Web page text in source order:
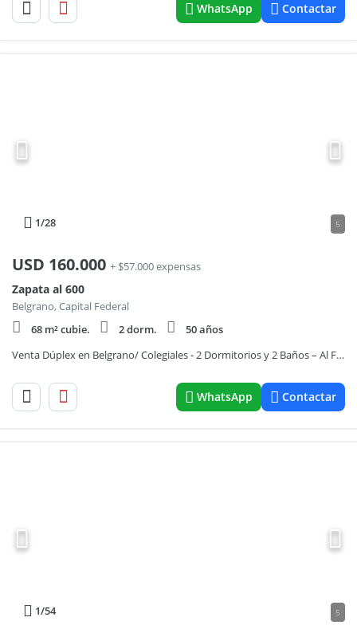
WhatsApp Contactar
1/28 5
USD 160.000 + $57.000 expensas
Zapata al 600
Belgrano, Capital Federal
68 m² cubie.
2 dorm.
50 años
Venta Dúplex en Belgrano/ Colegiales - 2 Dormitorios y 2 Baños – Al Frente con Balcón
WhatsApp Contactar
1/54 5